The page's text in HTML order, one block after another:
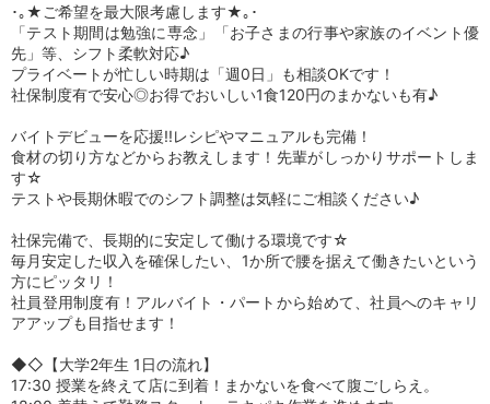
･｡★ご希望を最大限考慮します★｡･
「テスト期間は勉強に専念」「お子さまの行事や家族のイベント優
先」等、シフト柔軟対応♪
プライベートが忙しい時期は「週0日」も相談OKです！
社保制度有で安心◎お得でおいしい1食120円のまかないも有♪
バイトデビューを応援!!レシピやマニュアルも完備！
食材の切り方などからお教えします！先輩がしっかりサポートしま
す☆
テストや長期休暇でのシフト調整は気軽にご相談ください♪
社保完備で、長期的に安定して働ける環境です☆
毎月安定した収入を確保したい、1か所で腰を据えて働きたいという
方にピッタリ！
社員登用制度有！アルバイト・パートから始めて、社員へのキャリ
アアップも目指せます！
◆◇【大学2年生 1日の流れ】
17:30 授業を終えて店に到着！まかないを食べて腹ごしらえ。